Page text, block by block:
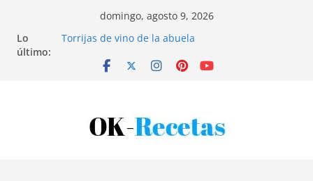
contenido
domingo, agosto 9, 2026
Lo
último:
Torrijas de vino de la abuela
Bandeja de pescaíto frito